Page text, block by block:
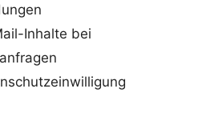
Inhalte bei